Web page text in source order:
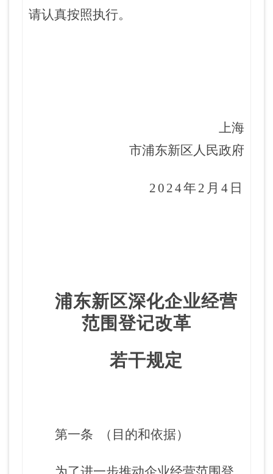
请认真按照执行。
上海
市浦东新区人民政府
20 24年 2 月 4日
浦东新区深化企业经营
范围登记改革
若干规定
第一条 （目的和依据）